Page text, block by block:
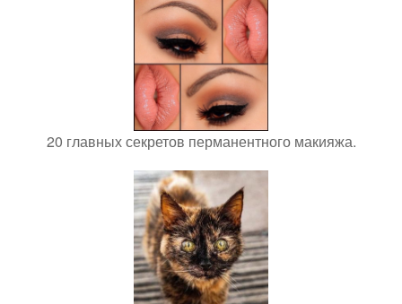
20 главных секретов перманентного макияжа.